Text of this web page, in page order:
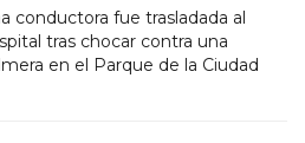
conductora fue trasladada al
tras chocar contra una
en el Parque de la Ciudad